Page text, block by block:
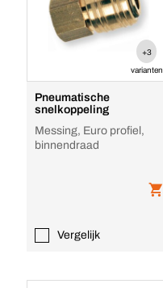
+3
varianten
Pneumatische
snelkoppeling
Messing, Euro profiel,
binnendraad
Vergelijk